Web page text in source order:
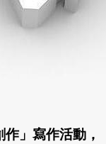
」寫作活動，